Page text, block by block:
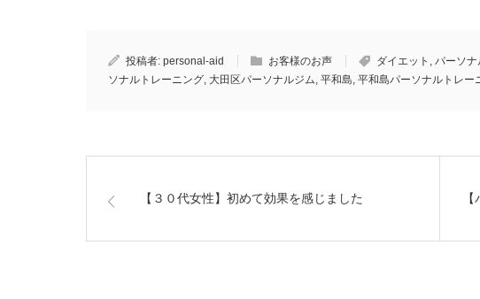
投稿者: personal-aid お客様のお声 ダイエット パーソナ
ソナルトレーニング 大田区パーソナルジム 平和島 平和島パーソナルトレー
【３０代女性】初めて効果を感じました